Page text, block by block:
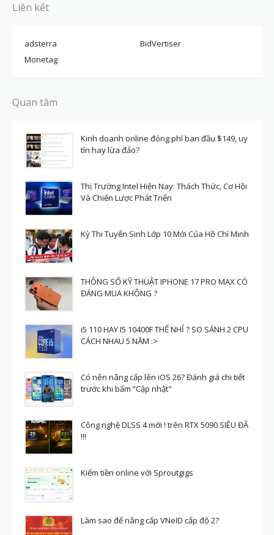
Liên kết
adsterra
BidVertiser
Monetag
Quan tâm
Kinh doanh online đóng phí ban đầu $149, uy
tín hay lừa đảo?
Thị Trường Intel Hiện Nay: Thách Thức, Cơ Hội
Và Chiến Lược Phát Triển
Kỳ Thi Tuyển Sinh Lớp 10 Mới Của Hồ Chí Minh
THÔNG SỐ KỸ THUẬT IPHONE 17 PRO MAX CÓ
ĐÁNG MUA KHÔNG ?
i5 110 HAY I5 10400F THẾ NHỈ ? SO SÁNH 2 CPU
CÁCH NHAU 5 NĂM :>
Có nên nâng cấp lên iOS 26? Đánh giá chi tiết
trước khi bấm “Cập nhật"
Công nghệ DLSS 4 mới ! trên RTX 5090 SIÊU ĐÃ
!!!
Kiếm tiền online với Sproutgigs
Làm sao để nâng cấp VNeID cấp độ 2?